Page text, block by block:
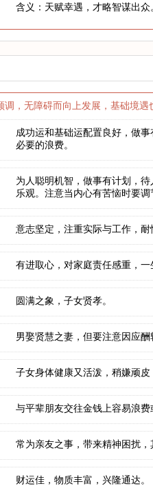
含义：天赋幸遇，才略智谋出
调，无障碍而向上发展，基础境
成功运和基础运配置良好，做
必要的浪费。
为人聪明机智，做事有计划，
乐观。注意当内心有苦恼时要调
意志坚定，注重实际与工作，耐
有进取心，对家庭责任感重，一
圆满之象，子女贤孝。
男娶贤慧之妻，但要注意因应
子女身体健康又活泼，稍嫌顽皮
与平辈朋友交往金钱上容易浪费
常为亲友之事，带来精神困扰，
财运佳，物质丰富，兴隆通达。